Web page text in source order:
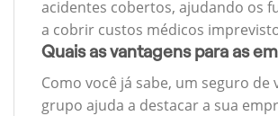
acidentes cobertos, ajudando os
a cobrir custos médicos
Quais as vantagens para as
Como você já sabe, um seguro de
grupo ajuda a destacar a sua